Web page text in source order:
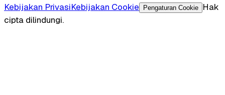
Kebijakan PrivasiKebijakan Cookie Pengaturan Cookie
Hak
cipta dilindungi.